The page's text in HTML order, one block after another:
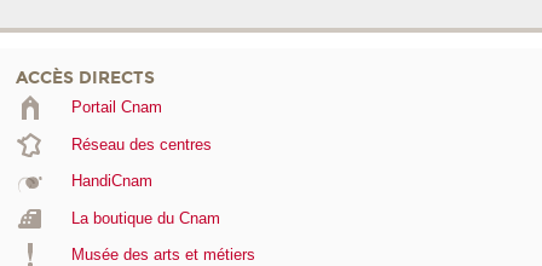
ACCÈS DIRECTS
Portail Cnam
Réseau des centres
HandiCnam
La boutique du Cnam
Musée des arts et métiers